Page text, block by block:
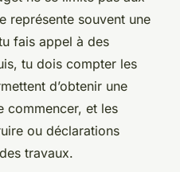
représente souvent une
fais appel à des
tu dois compter les
d’obtenir une
commencer, et les
ou déclarations
travaux.